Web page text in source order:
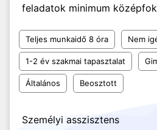
feladatok minimum
Teljes munkaidő 8 óra Nem
1-2 év szakmai tapasztalat
Általános Beosztott
Személyi asszisztens